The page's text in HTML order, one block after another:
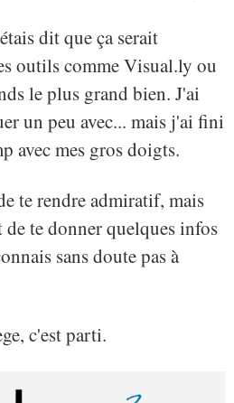
dit que ça serait
outils comme Visual.ly ou
le plus grand bien. J'ai
un peu avec... mais j'ai fini
avec mes gros doigts.
te rendre admiratif, mais
te donner quelques infos
sans doute pas à
c'est parti.